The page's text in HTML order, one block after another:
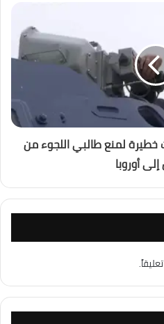
خطيرة لمنع طالبي اللجوء من
أوروبا